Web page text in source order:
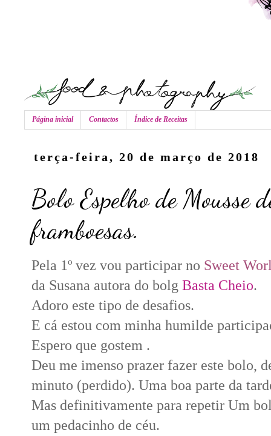
Página inicial Contactos Índice de Receitas
terça-feira, 20 de março de 2018
Bolo Espelho de Mousse
framboesas.
Pela 1º vez vou participar no Sweet
da Susana autora do bolg Basta Cheio.
Adoro este tipo de desafios.
E cá estou com minha humilde
Espero que gostem .
Deu me imenso prazer fazer este bolo,
minuto (perdido). Uma boa parte da
Mas definitivamente para repetir Um
um pedacinho de céu.